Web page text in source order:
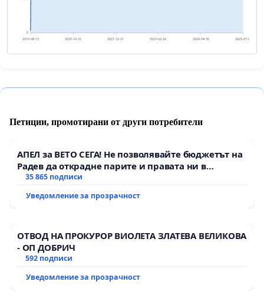
0
2019-08-13 2020-10-16 2021-12-21 2023-02-24 2024-04-30 2025-07-04
Петиции, промотирани от други потребители
АПЕЛ за ВЕТО СЕГА! Не позволявайте бюджетът на
Радев да открадне парите и правата ни в
тъмното
35 865 подписи
Уведомление за прозрачност
ОТВОД НА ПРОКУРОР ВИОЛЕТА ЗЛАТЕВА ВЕЛИКОВА
- ОП ДОБРИЧ
592 подписи
Уведомление за прозрачност